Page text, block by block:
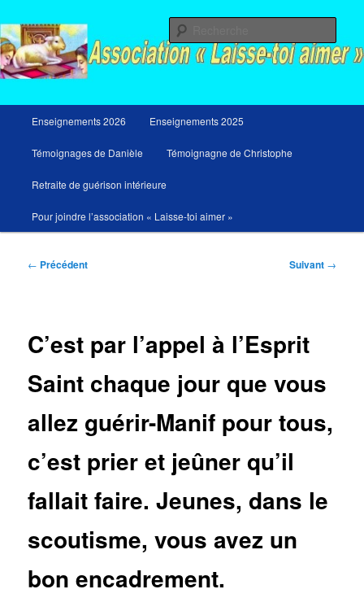
au
contenu
principal
principal
Enseignements 2026 Enseignements 2025
Témoignages de Danièle Témoignagne de Christophe
Retraite de guérison intérieure
Pour joindre l’association « Laisse-toi aimer »
Navigation
← Précédent Suivant →
C’est par l’appel à l’Esprit
Saint chaque jour que vous
allez guérir-Manif pour tous,
c’est prier et jeûner qu’il
fallait faire. Jeunes, dans le
scoutisme, vous avez un
bon encadrement.